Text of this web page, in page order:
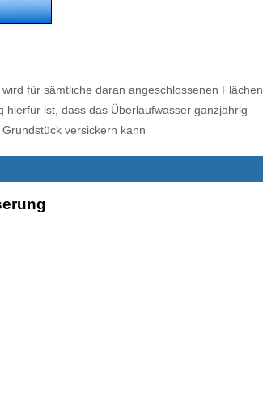
für sämtliche daran angeschlossenen Flächen
ist, dass das Überlaufwasser ganzjährig
versickern kann